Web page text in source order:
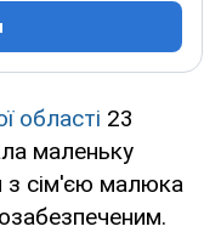
області 23
маленьку
з сім'єю малюка